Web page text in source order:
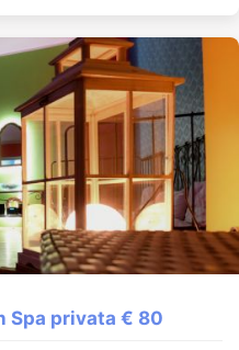
Spa privata € 80